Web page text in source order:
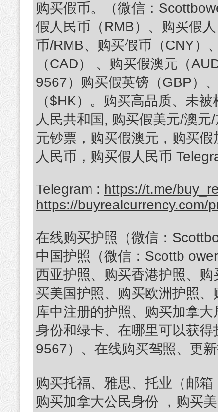
购买假币。（微信：
假人民币（RMB）、购买假
币/RMB、购买假币（CNY）
（CAD） 、购买假澳元（
9567）购买假英镑（GBP）
（$HK）。购买高品质、未
人民共和国, 购买假美元/澳
元钞票，购买假澳元，购买
人民币，购买假人民币
Telegram : https://t.me/
https://buyrealcurrency.com/
在线购买护照（微信：
中国护照（微信：Scottb
西亚护照、购买香港护照、
买美国护照、购买欧洲护照
库中注册的护照、购买加拿
身份和绿卡、在哪里可以获
9567）、在线购买驾照、更
购买托福、雅思、托业（邮
购买加拿大公民身份 ，购买